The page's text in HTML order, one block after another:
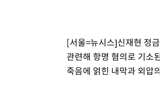
[서울=뉴시스]신재현 정
관련해 항명 혐의로 기소
죽음에 얽힌 내막과 외압